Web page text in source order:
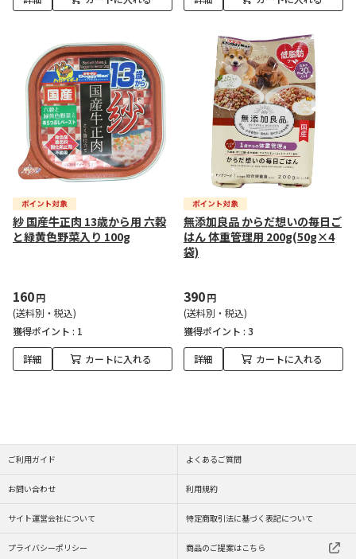
紗 国産牛正肉 13歳から用 六穀
と緑黄色野菜入り 100g
160円
(送料別・税込)
獲得ポイント : 1
詳細 カートに入れる
無添加良品 からだ想いの毎日ご
はん 体重管理用 200g(50g×4
袋)
390円
(送料別・税込)
獲得ポイント : 3
詳細 カートに入れる
ご利用ガイド よくあるご質問
お問い合わせ 利用規約
サイト運営会社について 特定商取引法に基づく表記について
プライバシーポリシー 商品のご提案はこちら